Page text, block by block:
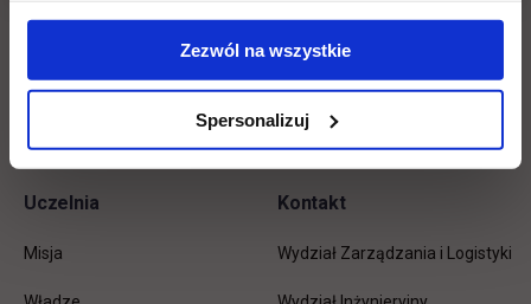
Zezwól na wszystkie
Spersonalizuj
Podyplomowe Stypendia
Opłaty
Uczelnia
Misja
Kontakt
Wydział Zarządzania i Logistyki